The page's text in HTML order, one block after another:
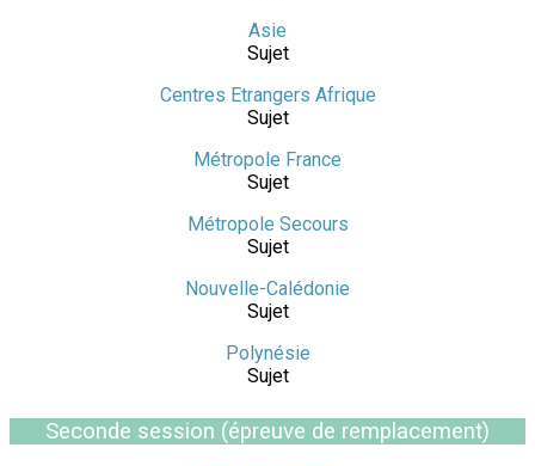
Asie
Sujet
Centres Etrangers Afrique
Sujet
Métropole France
Sujet
Métropole Secours
Sujet
Nouvelle-Calédonie
Sujet
Polynésie
Sujet
Seconde session (épreuve de remplacement)